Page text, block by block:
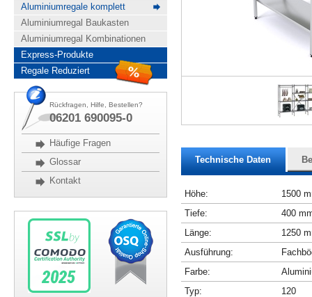
Aluminiumregale komplett
Aluminiumregal Baukasten
Aluminiumregal Kombinationen
Express-Produkte
Regale Reduziert
Rückfragen, Hilfe, Bestellen?
06201 690095-0
Häufige Fragen
Glossar
Kontakt
Technische Daten
Höhe:
1500
Tiefe:
400
Länge:
1250
Ausführung:
Farbe:
Typ:
120